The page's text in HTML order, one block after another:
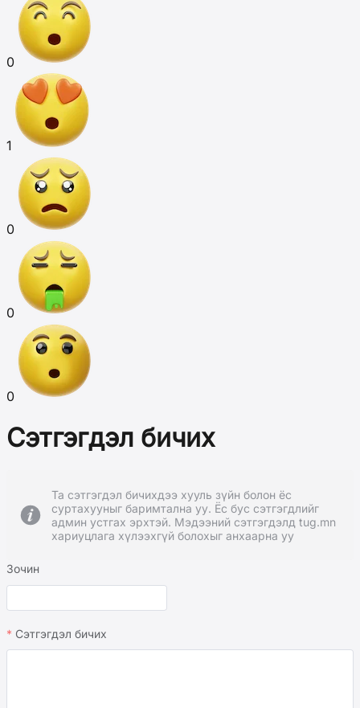
0
1
0
0
0
Сэтгэгдэл бичих
Та сэтгэгдэл бичихдээ хууль зүйн болон ёс
суртахууныг баримтална уу. Ёс бус сэтгэгдлийг
админ устгах эрхтэй. Мэдээний сэтгэгдэлд tug.mn
хариуцлага хүлээхгүй болохыг анхаарна уу
Зочин
Сэтгэгдэл бичих